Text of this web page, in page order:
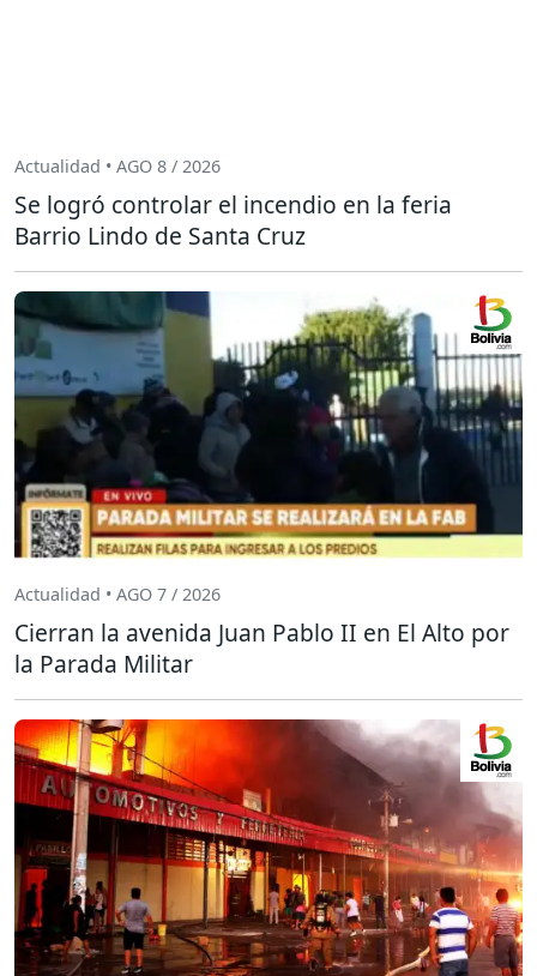
Actualidad • AGO 8 / 2026
Se logró controlar el incendio en la feria
Barrio Lindo de Santa Cruz
Actualidad • AGO 7 / 2026
Cierran la avenida Juan Pablo II en El Alto por
la Parada Militar